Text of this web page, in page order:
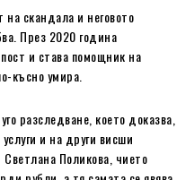
на скандала и неговото
През 2020 година
и става помощник на
късно умира.
разследване, което доказва,
и на други висши
Поликова, чието